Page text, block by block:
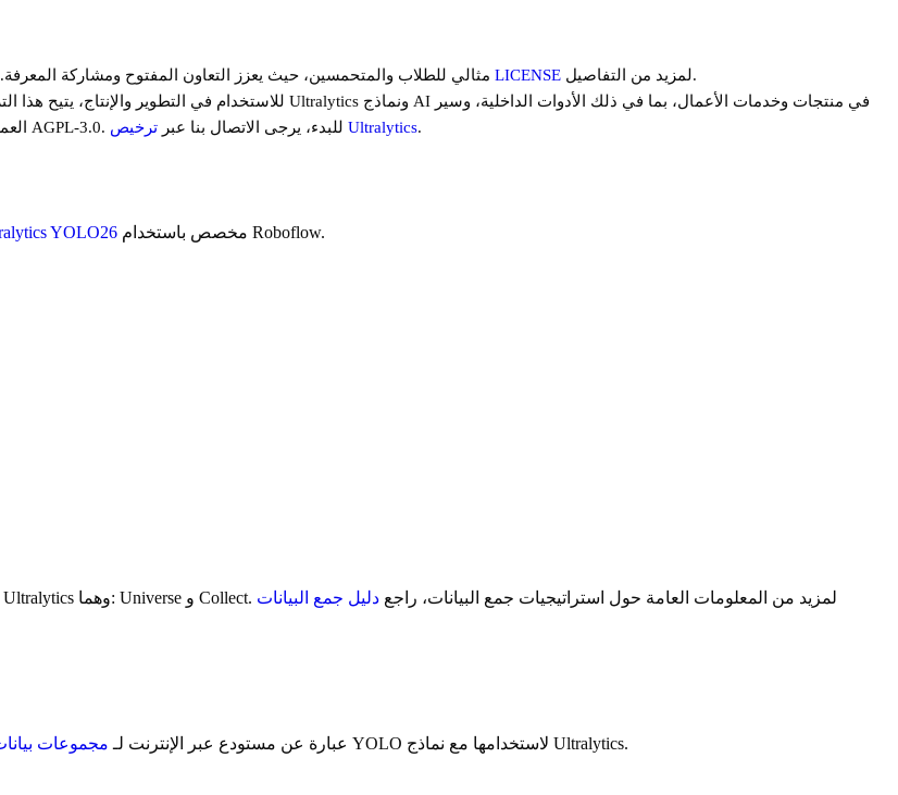
LICENSE
لمزيد من التفاصيل.
العمل المؤتمت، وعمليات النشر في الإنتاج، متجاوزاً متطلبات المصدر المفتوح لـ AGPL-3.0. للبدء، يرجى الاتصال بنا عبر ترخيص Ultralytics.
YOLO26 مخصص باستخدام Roboflow.
من Ultralytics وهما: Universe و Collect. لمزيد من المعلومات العامة حول استراتيجيات جمع البيانات، راجع دليل جمع البيانات
Roboflow Universe عبارة عن مستودع عبر الإنترنت لـ مجموعات الرؤية الحاسوبية. يمكنك تصدير مجموعات البيانات بتنسيق YOLO لاستخدامها مع نماذج Ultralytics.